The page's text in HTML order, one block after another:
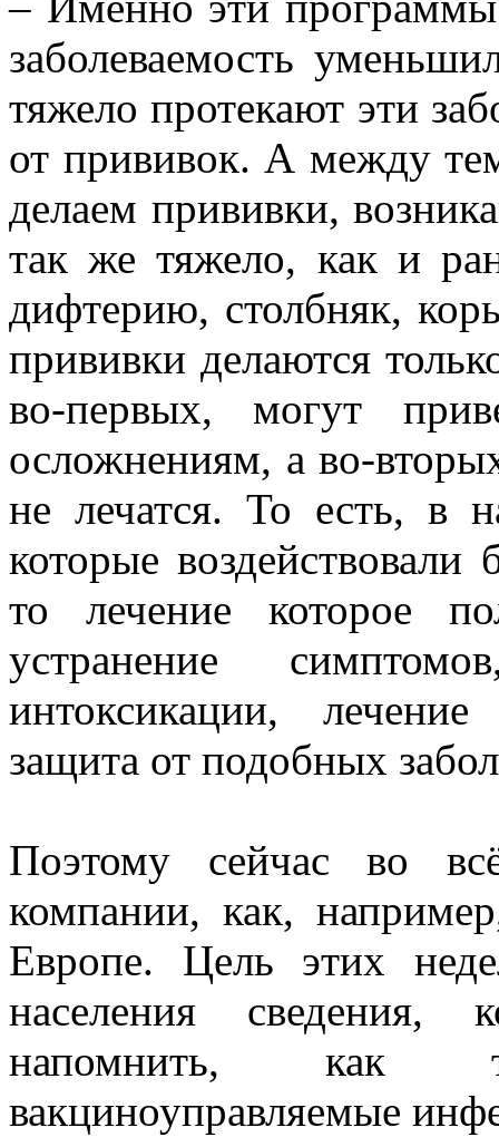
заболеваемость
тяжело протекают эти
от прививок. А между
делаем прививки,
так же тяжело, как и
дифтерию, столбняк,
прививки делаются
во-первых, могут
осложнениям, а во-
не лечатся. То есть, в
которые
то лечение которое
устранение
интоксикации,
защита от подобных
Поэтому сейчас во
компании, как,
Европе. Цель этих
населения сведения,
напомнить, как
вакциноуправляемые